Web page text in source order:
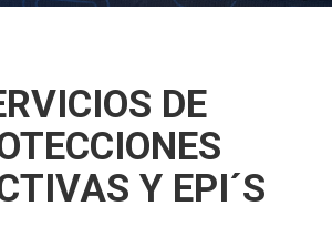
DE
Y EPI´S